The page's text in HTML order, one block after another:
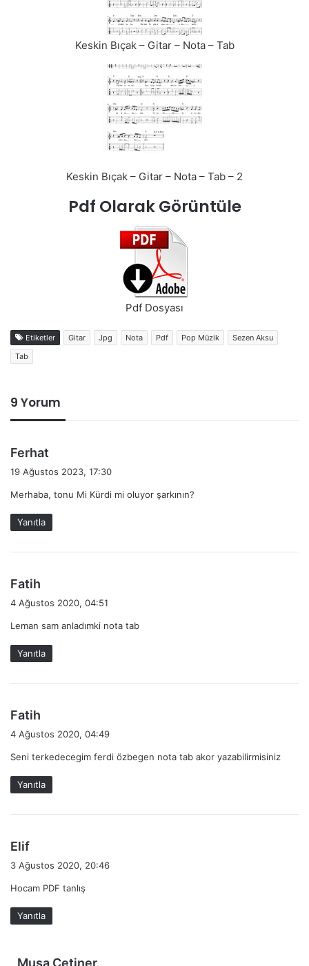
Keskin Bıçak – Gitar – Nota – Tab
Keskin Bıçak – Gitar – Nota – Tab – 2
Pdf Olarak Görüntüle
Pdf Dosyası
Etiketler Gitar Jpg Nota Pdf Pop Müzik
Sezen Aksu
Tab
9 Yorum
Ferhat
i
k
i
19 Ağustos 2023, 17:30
Merhaba, tonu Mi Kürdi mi oluyor şarkının?
Yanıtla
Fatih
i
k
i
4 Ağustos 2020, 04:51
Leman sam anladımki nota tab
Yanıtla
Fatih
i
k
i
4 Ağustos 2020, 04:49
Seni terkedecegim ferdi özbegen nota tab akor yazabilirmisiniz
Yanıtla
Elif
i
k
i
3 Ağustos 2020, 20:46
Hocam PDF tanlış
Yanıtla
Musa Çetiner